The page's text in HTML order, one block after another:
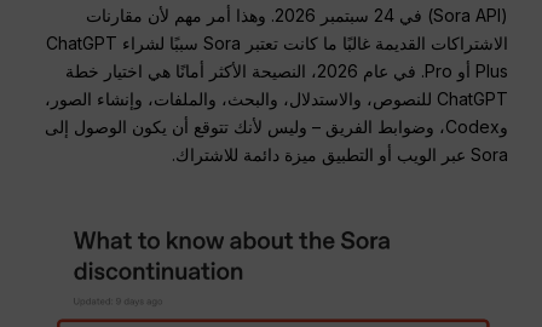
(Sora API) في 24 سبتمبر 2026. وهذا أمر مهم لأن مقارنات
الاشتراكات القديمة غالبًا ما كانت تعتبر Sora سببًا لشراء ChatGPT
Plus أو Pro. في عام 2026، النصيحة الأكثر أمانًا هي اختيار خطة
ChatGPT للنصوص، والاستدلال، والبحث، والملفات، وإنشاء الصور،
وCodex، وضوابط الفريق – وليس لأنك تتوقع أن يكون الوصول إلى
Sora عبر الويب أو التطبيق ميزة دائمة للاشتراك.